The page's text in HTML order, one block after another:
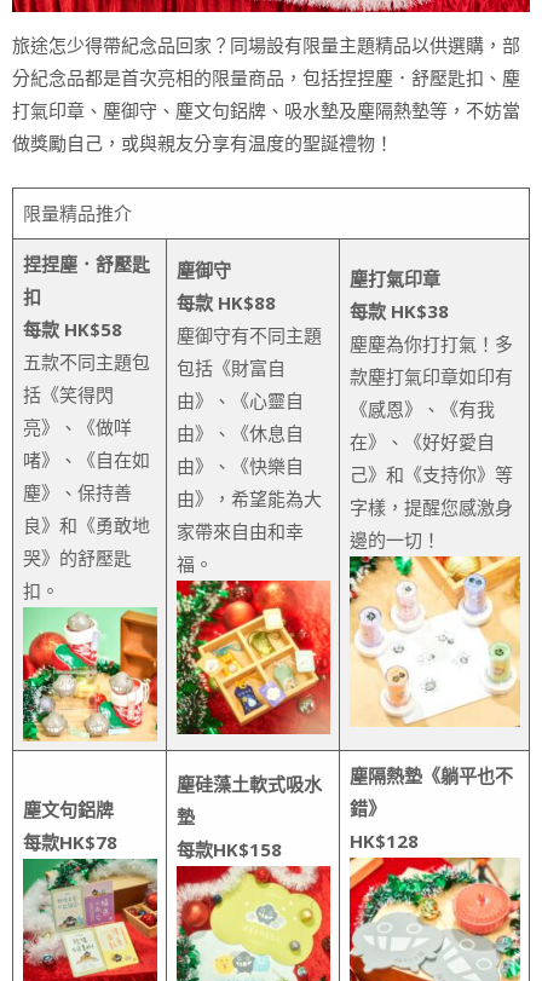
旅途怎少得帶紀念品回家？同場設有限量主題精品以供選購，部
分紀念品都是首次亮相的限量商品，包括捏捏塵．舒壓匙扣、塵
打氣印章、塵御守、塵文句鋁牌、吸水墊及塵隔熱墊等，不妨當
做獎勵自己，或與親友分享有温度的聖誕禮物！
限量精品推介
捏捏塵．舒壓匙
扣
每款 HK$58
五款不同主題包
括《笑得閃
亮》、《做咩
啫》、《自在如
塵》、保持善
良》和《勇敢地
哭》的舒壓匙
扣。
塵御守
每款 HK$88
塵御守有不同主題
包括《財富自
由》、《心靈自
由》、《休息自
由》、《快樂自
由》，希望能為大
家帶來自由和幸
福。
塵打氣印章
每款 HK$38
塵塵為你打打氣！多
款塵打氣印章如印有
《感恩》、《有我
在》、《好好愛自
己》和《支持你》等
字樣，提醒您感激身
邊的一切！
塵文句鋁牌
每款HK$78
塵硅藻土軟式吸水
墊
每款HK$158
塵隔熱墊《躺平也不
錯》
HK$128